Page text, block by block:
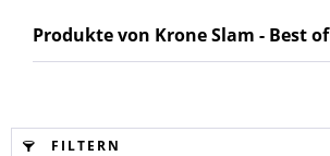
Produkte von Krone Slam - Best of
FILTERN